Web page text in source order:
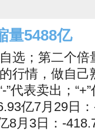
量5488亿
选；第二个
行情，做自
代表卖出；
亿7月29日
8月3日：-